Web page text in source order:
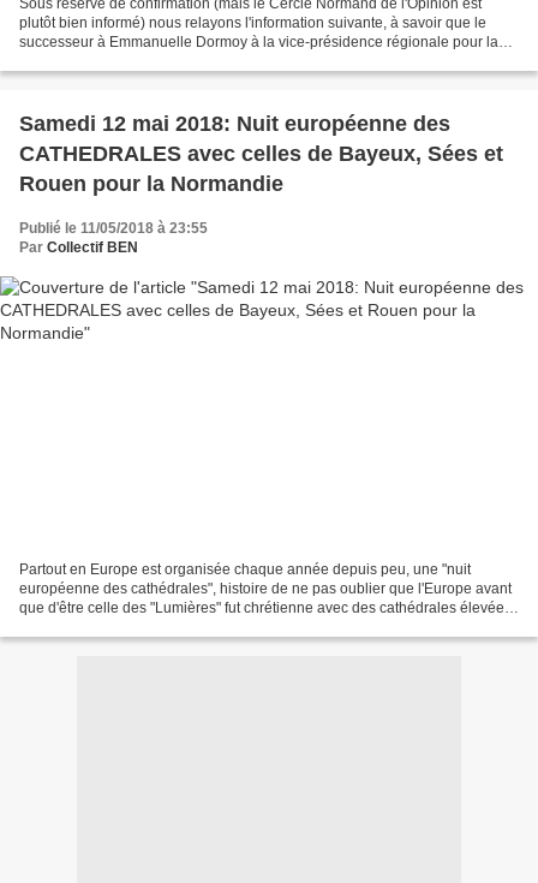
Sous réserve de confirmation (mais le Cercle Normand de l'Opinion est
plutôt bien informé) nous relayons l'information suivante, à savoir que le
successeur à Emmanuelle Dormoy à la vice-présidence régionale pour la
Samedi 12 mai 2018: Nuit européenne des
CATHEDRALES avec celles de Bayeux, Sées et
Rouen pour la Normandie
Publié le 11/05/2018 à 23:55
Par Collectif BEN
Partout en Europe est organisée chaque année depuis peu, une "nuit
européenne des cathédrales", histoire de ne pas oublier que l'Europe avant
que d'être celle des "Lumières" fut chrétienne avec des cathédrales élevées